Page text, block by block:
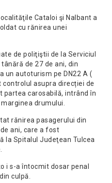
Cataloi şi Nalbant a
cu rănirea unei
de poliţiştii de la Serviciul
de 27 de ani, din
un autoturism pe DN22 A (
controlul asupra direcției de
partea carosabilă, intrând în
drumului.
rănirea pasagerului din
ani, care a fost
la Spitalul Judeţean Tulcea
i s-a întocmit dosar penal
culpă.